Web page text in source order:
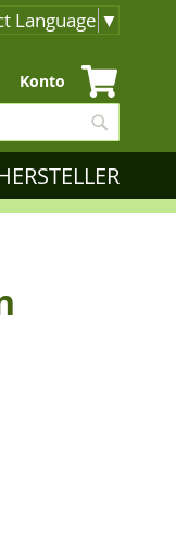
Language ▼
Konto